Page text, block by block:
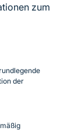
zum
der